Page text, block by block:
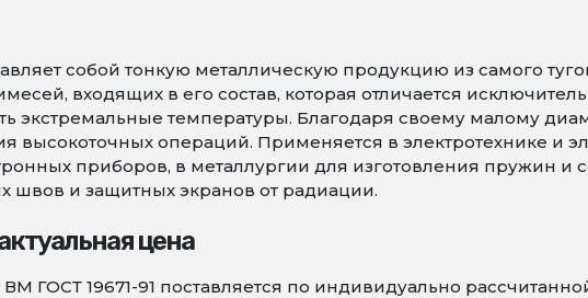
собой тонкую металлическую продукцию из самого
входящих в его состав, которая отличается
экстремальные температуры. Благодаря своему малому
операций. Применяется в электротехнике и
приборов, в металлургии для изготовления пружин и
швов и защитных экранов от радиации.
цена
ГОСТ 19671-91 поставляется по индивидуально